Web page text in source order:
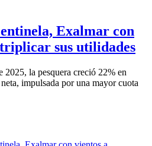
Exalmar con
sus utilidades
2025, la pesquera creció 22% en
impulsada por una mayor cuota